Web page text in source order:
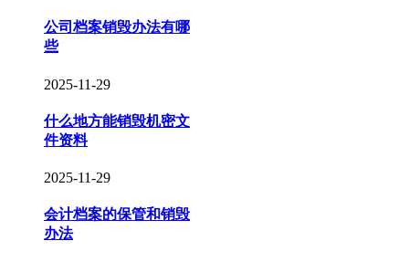
公司档案销毁办法有哪
些
2025-11-29
什么地方能销毁机密文
件资料
2025-11-29
会计档案的保管和销毁
办法